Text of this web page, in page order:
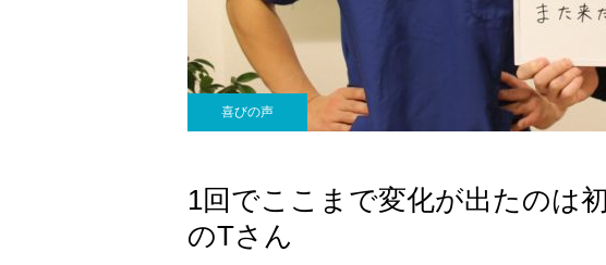
喜びの声
1回でここまで変化が出たのは
のTさん